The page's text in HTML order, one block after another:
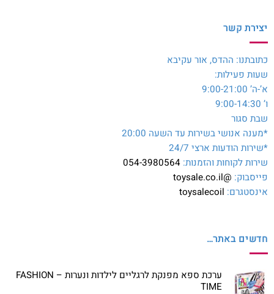
יצירת קשר
כתובתנו: ההדס, אור עקיבא
שעות פעילות:
א’-ה’ 9:00-21:00
ו’ 9:00-14:30
שבת סגור
*מענה אנושי בשירות עד השעה 20:00
*שירות הודעות ארצי 24/7
שירות לקוחות והזמנות: 054-3980564
פייסבוק: @toysale.co.il
אינסטגרם: toysalecoil
חדשים באתר…
ערכת ספא מפנקת לרגליים לילדות ונערות – FASHION
TIME